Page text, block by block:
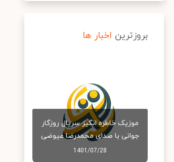
بروزترین اخبار ها
موزیک خاطره انگیز سریال روزگار
جوانی با صدای محمدرضا عیوضی
1401/07/28